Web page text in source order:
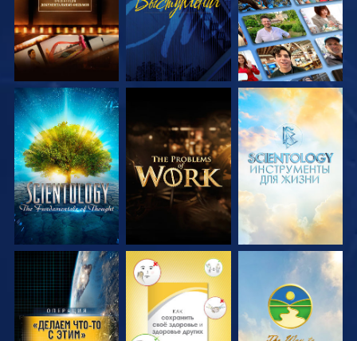
СМОТРЕТЬ
ПЕРЕДАЧИ
СМОТРЕТЬ
ПЕРЕДАЧИ
СМОТРЕТЬ
ПЕРЕДАЧИ
СМОТРЕТЬ СМОТРЕТЬ СМОТРЕТЬ